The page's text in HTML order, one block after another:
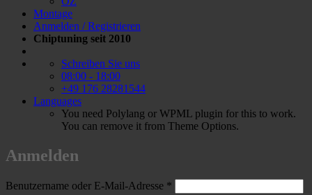
Montage
Anmelden / Registrieren
Chiptuning seit 2010
Schreiben Sie uns
08:00 - 18:00
+49 176 28281544
Languages
You need Polylang or WPML plugin for this to work.
You can remove it from Theme Options.
Anmelden
Benutzername oder E-Mail-Adresse *